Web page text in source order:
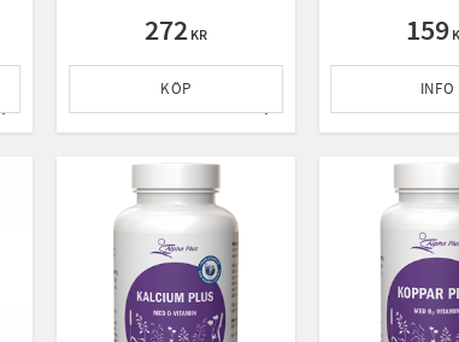
Lägg till i favoriter
272KR
Lägg till i favoriter
KÖP
159
INFO